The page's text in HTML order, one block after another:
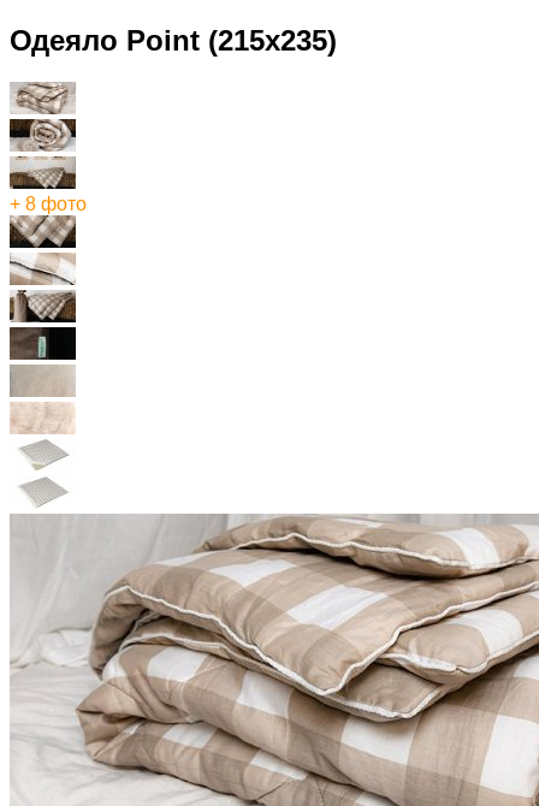
Одеяло Point (215x235)
+ 8 фото